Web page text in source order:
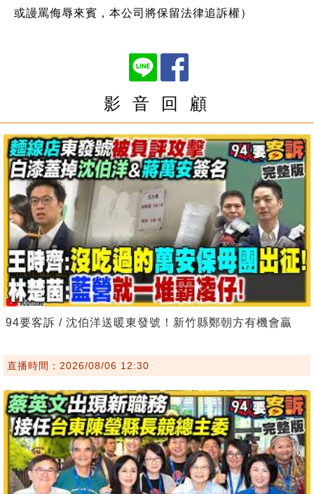
或謾罵侮辱來賓，本公司將保留法律追訴權）
影 音 回 顧
94要客訴 / 沈伯洋送暖東發號！新竹縣鄭朝方有機會贏
直播時間：2026/08/06 12:30